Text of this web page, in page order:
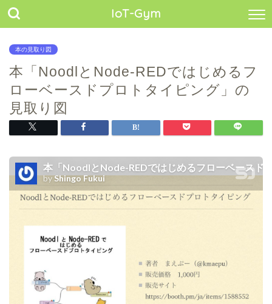
IoT-Gym
本の見取り図
本「NoodlとNode-REDではじめるフ
ローベースドプロトタイピング」の
見取り図